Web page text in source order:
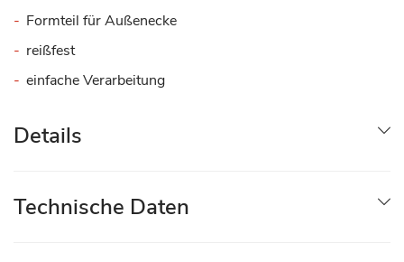
Formteil für Außenecke
reißfest
einfache Verarbeitung
Details
Technische Daten